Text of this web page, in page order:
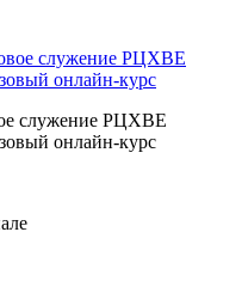
служение РЦХВЕ
онлайн-курс